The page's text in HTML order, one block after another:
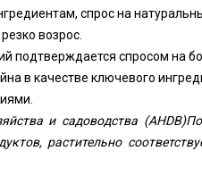
спрос на
возрос.
подтверждается спросом на
в качестве ключевого
и садоводства (AHDB)
растительно